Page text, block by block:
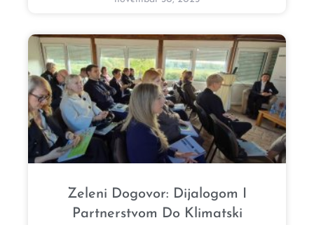
Zeleni Dogovor: Dijalogom I
Partnerstvom Do Klimatski